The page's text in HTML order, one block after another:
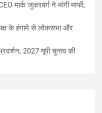
मार्क जुकरबर्ग ने मांगी माफी,
के हंगामे से लोकसभा और
2027 यूपी चुनाव की